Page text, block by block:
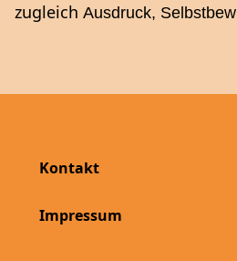
zugleich Ausdruck,
Kontakt
Impressum